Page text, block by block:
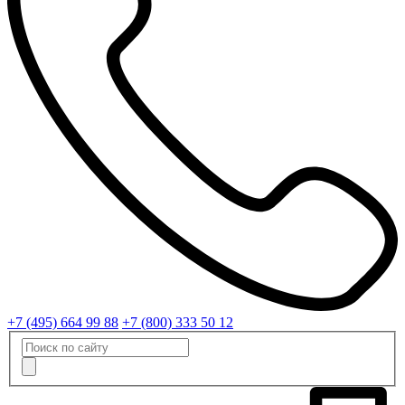
+7 (495) 664 99 88 +7 (800) 333 50 12